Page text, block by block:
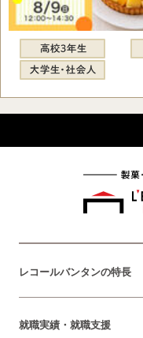
レコールバンタンの特長
就職実績・就職支援